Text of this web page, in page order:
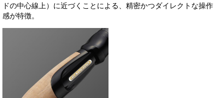
ドの中心線上）に近づくことによる、精密かつダイレクトな操作
感が特徴。